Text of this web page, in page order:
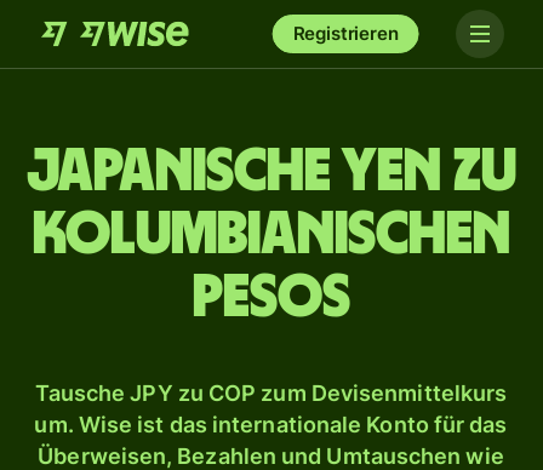
Registrieren
Japanische Yen zu
kolumbianischen
Pesos
Tausche JPY zu COP zum Devisenmittelkurs
um. Wise ist das internationale Konto für das
Überweisen, Bezahlen und Umtauschen wie